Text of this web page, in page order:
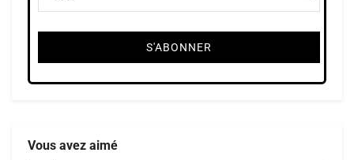
Vous avez aimé